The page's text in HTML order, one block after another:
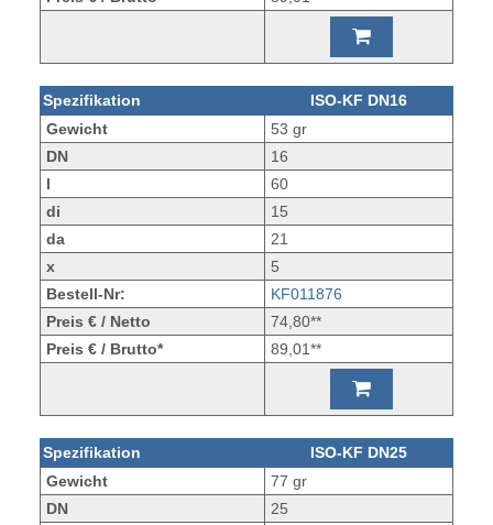
Spezifikation
ISO-KF DN16
Gewicht
53 gr
DN
16
l
60
di
15
da
21
x
5
Bestell-Nr:
KF011876
Preis € / Netto
74,80**
Preis € / Brutto*
89,01**
Spezifikation
ISO-KF DN25
Gewicht
77 gr
DN
25